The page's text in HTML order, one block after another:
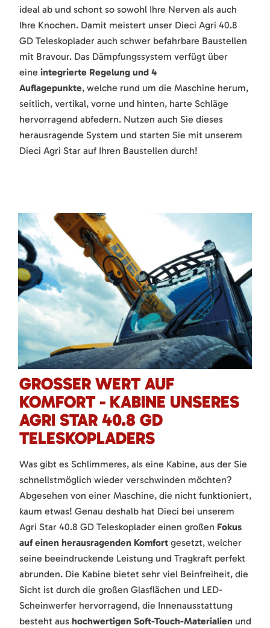
ideal ab und schont so sowohl Ihre Nerven als auch
Ihre Knochen. Damit meistert unser Dieci Agri 40.8
GD Teleskoplader auch schwer befahrbare Baustellen
mit Bravour. Das Dämpfungssystem verfügt über
eine integrierte Regelung und 4
Auflagepunkte, welche rund um die Maschine herum,
seitlich, vertikal, vorne und hinten, harte Schläge
hervorragend abfedern. Nutzen auch Sie dieses
herausragende System und starten Sie mit unserem
Dieci Agri Star auf Ihren Baustellen durch!
GROSSER WERT AUF K
OMFORT - KABINE UNSERES A
GRI STAR 40.8 GD T
ELESKOPLADERS
Was gibt es Schlimmeres, als eine Kabine, aus der Sie
schnellstmöglich wieder verschwinden möchten?
Abgesehen von einer Maschine, die nicht funktioniert,
kaum etwas! Genau deshalb hat Dieci bei unserem
Agri Star 40.8 GD Teleskoplader einen großen Fokus
auf einen herausragenden Komfort gesetzt, welcher
seine beeindruckende Leistung und Tragkraft perfekt
abrunden. Die Kabine bietet sehr viel Beinfreiheit, die
Sicht ist durch die großen Glasflächen und LED-
Scheinwerfer hervorragend, die Innenausstattung
besteht aus hochwertigen Soft-Touch-Materialien und